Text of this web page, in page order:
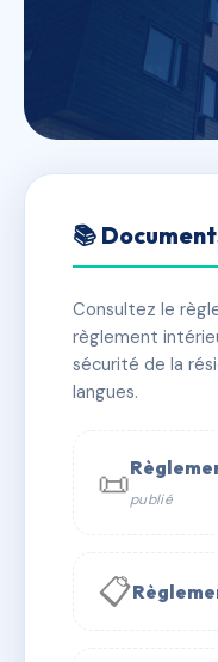
26 RUE
✓ Immatriculée
📞 Contacter
📚
Consultez le
règlement
sécurité de la
langues.
📜publié
📋